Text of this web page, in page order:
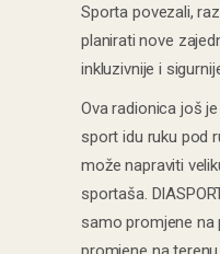
Sporta povezali,
planirati nove
inkluzivnije i
Ova radionica još
sport idu ruku pod
može napraviti
sportaša.
samo promjene na